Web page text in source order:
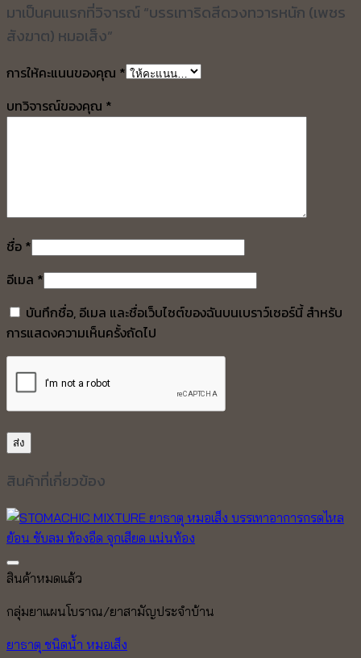
มาเป็นคนแรกที่วิจารณ์ “บรรเทาริดสีดวงทวารหนัก (เพชร
สังฆาต) หมอเส็ง”
การให้คะแนนของคุณ *
บทวิจารณ์ของคุณ *
ชื่อ *
อีเมล *
บันทึกชื่อ, อีเมล และชื่อเว็บไซต์ของฉันบนเบราว์เซอร์นี้ สำหรับ
การแสดงความเห็นครั้งถัดไป
สินค้าที่เกี่ยวข้อง
สินค้าหมดแล้ว
กลุ่มยาแผนโบราณ/ยาสามัญประจำบ้าน
ยาธาตุ ชนิดน้ำ หมอเส็ง